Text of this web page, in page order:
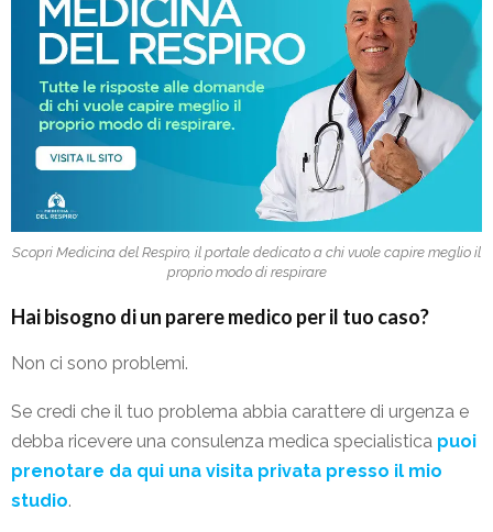
Scopri Medicina del Respiro, il portale dedicato a chi vuole capire meglio il
proprio modo di respirare
Hai bisogno di un parere medico per il tuo caso?
Non ci sono problemi.
Se credi che il tuo problema abbia carattere di urgenza e
debba ricevere una consulenza medica specialistica puoi
prenotare da qui una visita privata presso il mio
studio.